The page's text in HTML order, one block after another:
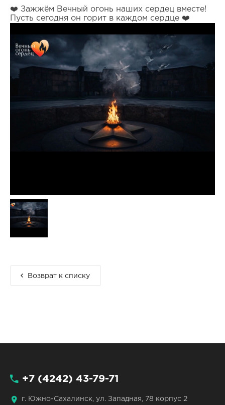
❤️ Зажжём Вечный огонь наших сердец вместе!
Пусть сегодня он горит в каждом сердце ❤️
Возврат к списку
+7 (4242) 43-79-71
г. Южно-Сахалинск, ул. Западная, 78 корпус 2